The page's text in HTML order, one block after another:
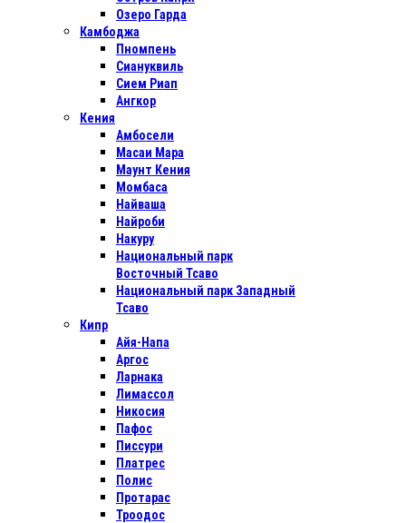
Озеро Гарда
Камбоджа
Пномпень
Сиануквиль
Сием Риап
Ангкор
Кения
Амбосели
Масаи Мара
Маунт Кения
Момбаса
Найваша
Найроби
Накуру
Национальный парк
Восточный Тсаво
Национальный парк Западный
Тсаво
Кипр
Айя-Напа
Аргос
Ларнака
Лимассол
Никосия
Пафос
Писсури
Платрес
Полис
Протарас
Троодос